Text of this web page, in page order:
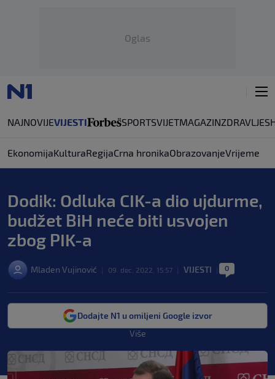
Oglas
NAJNOVIJEVIJESTI SPORTSVIJETMAGAZINZDRAVLJE
EkonomijaKulturaRegijaCrna hronikaObrazovanjeVrijeme
Dodik: Odluka CIK-a dio ujdurme,
budžet BiH neće biti usvojen
zbog PIK-a
Mladen Vujinović 09. dec. 2022. 15:57 VIJESTI 0
Dodajte N1 u omiljeni Google izvor
Više